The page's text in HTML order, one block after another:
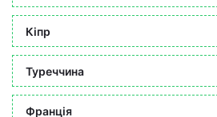
Кіпр
Туреччина
Франція